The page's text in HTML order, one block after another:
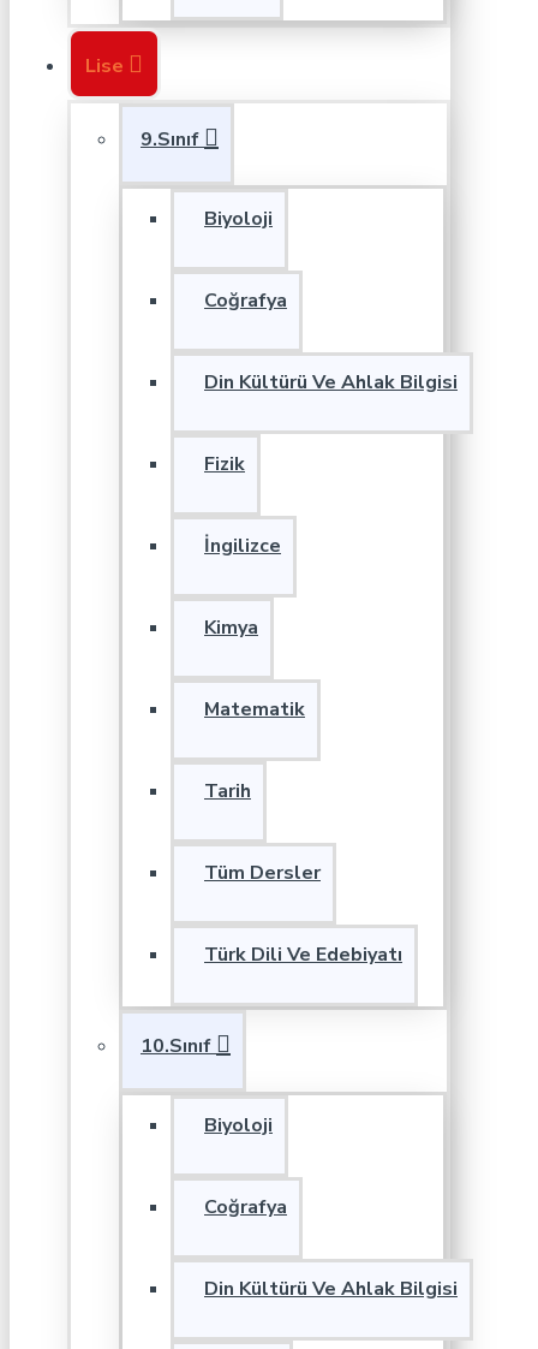
Lise
9.Sınıf
Biyoloji
Coğrafya
Din Kültürü Ve Ahlak Bilgisi
Fizik
İngilizce
Kimya
Matematik
Tarih
Tüm Dersler
Türk Dili Ve Edebiyatı
10.Sınıf
Biyoloji
Coğrafya
Din Kültürü Ve Ahlak Bilgisi